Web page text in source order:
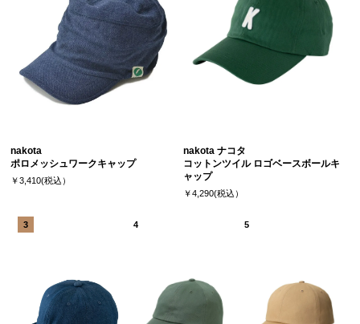
nakota
ポロメッシュワークキャップ
￥3,410(税込）
nakota ナコタ
コットンツイル ロゴベースボールキ
ャップ
￥4,290(税込）